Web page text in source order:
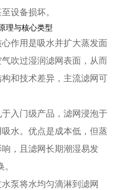
设备损坏。
理与核心类型
作用是吸水并扩大蒸发面
吹过湿润滤网表面，从而
和技术差异，主流滤网可
于入门级产品，滤网浸泡于
水。优点是成本低，但蒸
，且滤网长期潮湿易发
水泵将水均匀滴淋到滤网